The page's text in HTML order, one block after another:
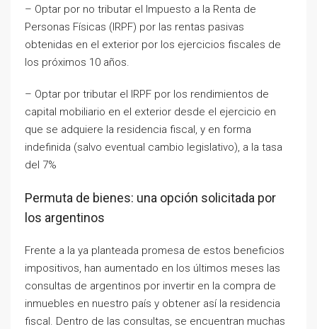
– Optar por no tributar el Impuesto a la Renta de
Personas Físicas (IRPF) por las rentas pasivas
obtenidas en el exterior por los ejercicios fiscales de
los próximos 10 años.
– Optar por tributar el IRPF por los rendimientos de
capital mobiliario en el exterior desde el ejercicio en
que se adquiere la residencia fiscal, y en forma
indefinida (salvo eventual cambio legislativo), a la tasa
del 7%
Permuta de bienes: una opción solicitada por
los argentinos
Frente a la ya planteada promesa de estos beneficios
impositivos, han aumentado en los últimos meses las
consultas de argentinos por invertir en la compra de
inmuebles en nuestro país y obtener así la residencia
fiscal. Dentro de las consultas, se encuentran muchas